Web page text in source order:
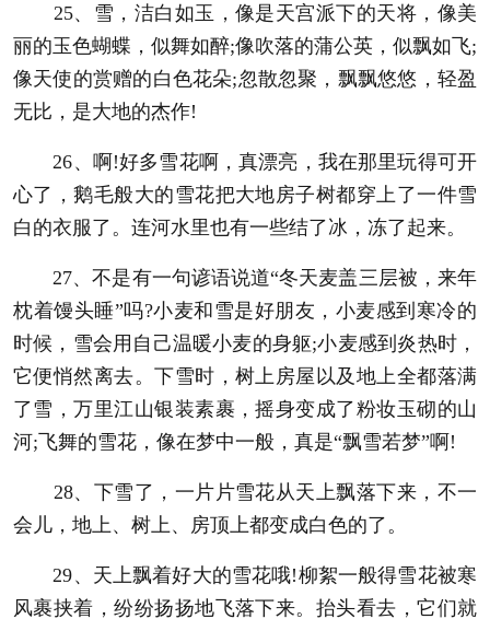
25、雪，洁白如玉，像是天宫派下的天将，像美
丽的玉色蝴蝶，似舞如醉;像吹落的蒲公英，似飘如飞;
像天使的赏赠的白色花朵;忽散忽聚，飘飘悠悠，轻盈
无比，是大地的杰作!
26、啊!好多雪花啊，真漂亮，我在那里玩得可开
心了，鹅毛般大的雪花把大地房子树都穿上了一件雪
白的衣服了。连河水里也有一些结了冰，冻了起来。
27、不是有一句谚语说道“冬天麦盖三层被，来年
枕着馒头睡”吗?小麦和雪是好朋友，小麦感到寒冷的
时候，雪会用自己温暖小麦的身躯;小麦感到炎热时，
它便悄然离去。下雪时，树上房屋以及地上全都落满
了雪，万里江山银装素裹，摇身变成了粉妆玉砌的山
河;飞舞的雪花，像在梦中一般，真是“飘雪若梦”啊!
28、下雪了，一片片雪花从天上飘落下来，不一
会儿，地上、树上、房顶上都变成白色的了。
29、天上飘着好大的雪花哦!柳絮一般得雪花被寒
风裹挟着，纷纷扬扬地飞落下来。抬头看去，它们就